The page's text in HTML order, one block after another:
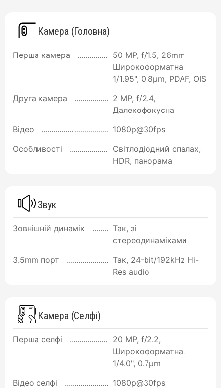
Камера (Головна)
Перша камера
50 MP, f/1.5, 26mm
Широкоформатна,
1/1.95", 0.8µm, PDAF, OIS
Друга камера
2 MP, f/2.4,
Далекофокусна
Відео
1080p@30fps
Особливості
Світлодіодний спалах,
HDR, панорама
Звук
Зовнішній динамік
Так, зі
стереодинаміками
3.5mm порт
Так, 24-bit/192kHz Hi-
Res audio
Камера (Селфі)
Перша селфі
20 MP, f/2.2,
Широкоформатна,
1/4.0", 0.7µm
Відео селфі
1080p@30fps